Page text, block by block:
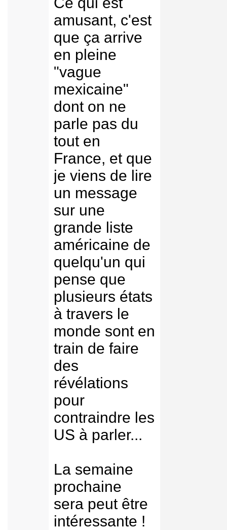
amusant, c'est
que ça arrive
en pleine
"vague
mexicaine"
dont on ne
parle pas du
tout en
France, et que
je viens de lire
un message
sur une
grande liste
américaine de
quelqu'un qui
pense que
plusieurs états
à travers le
monde sont en
train de faire
des
révélations
pour
contraindre les
US à parler...
La semaine
prochaine
sera peut être
intéressante !